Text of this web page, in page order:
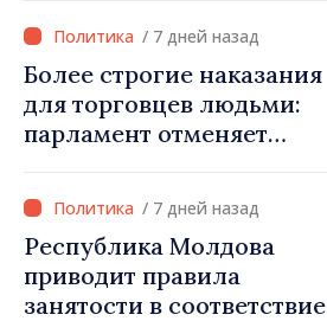
стандартами ЕС
/ 7 дней назад
Более строгие наказания
для торговцев людьми:
парламент отменяет
освобождения от
наказания в тяжких
случаях
/ 7 дней назад
Республика Молдова
приводит правила
занятости в соответствие